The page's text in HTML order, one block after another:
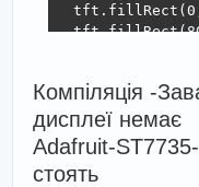
}
Компіляція -
дисплеї немає
Adafruit-
стоять